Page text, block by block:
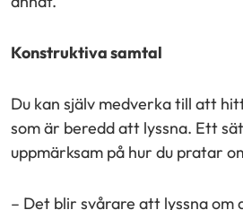
Konstruktiva samtal
Du kan själv medverka till att
som är beredd att lyssna. Ett
uppmärksam på hur du pratar
– Det blir svårare att lyssna om